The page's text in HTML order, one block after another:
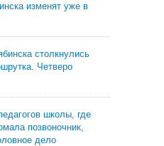
изменят уже в
столкнулись
Четверо
школы, где
позвоночник,
дело